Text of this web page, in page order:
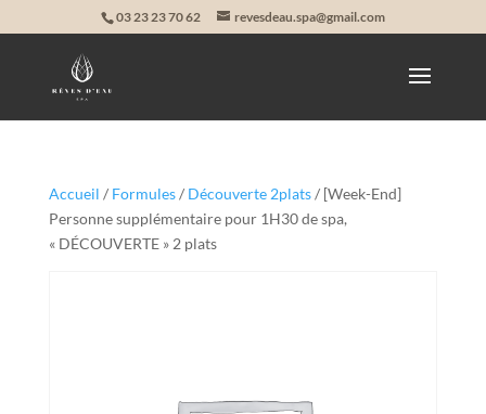
03 23 23 70 62 revesdeau.spa@gmail.com
Accueil / Formules/ Découverte 2plats/ [Week-End]
Personne supplémentaire pour 1H30 de spa,
« DÉCOUVERTE » 2 plats